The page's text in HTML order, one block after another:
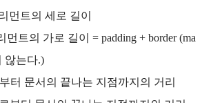
먼트의 세로 길이
먼트의 가로 길이 = padding + border (ma
않는다.)
터 문서의 끝나는 지점까지의 거리